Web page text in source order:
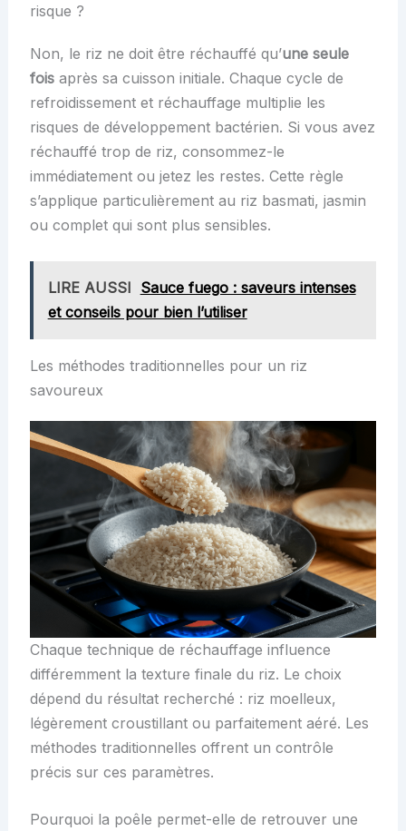
risque ?
Non, le riz ne doit être réchauffé qu’une seule
foisaprès sa cuisson initiale. Chaque cycle de
refroidissement et réchauffage multiplie les
risques de développement bactérien. Si vous avez
réchauffé trop de riz, consommez-le
immédiatement ou jetez les restes. Cette règle
s’applique particulièrement au riz basmati, jasmin
ou complet qui sont plus sensibles.
LIRE AUSSI Sauce fuego : saveurs intenses
et conseils pour bien l’utiliser
Les méthodes traditionnelles pour un riz
savoureux
Chaque technique de réchauffage influence
différemment la texture finale du riz. Le choix
dépend du résultat recherché : riz moelleux,
légèrement croustillant ou parfaitement aéré. Les
méthodes traditionnelles offrent un contrôle
précis sur ces paramètres.
Pourquoi la poêle permet-elle de retrouver une